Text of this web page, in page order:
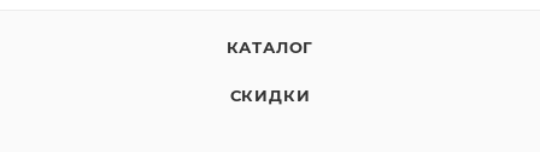
обеспечивает свечением в темноте, делая приманку
заметной в сумерках и мутной воде. Оптимальные
КАТАЛОГ
СКИДКИ